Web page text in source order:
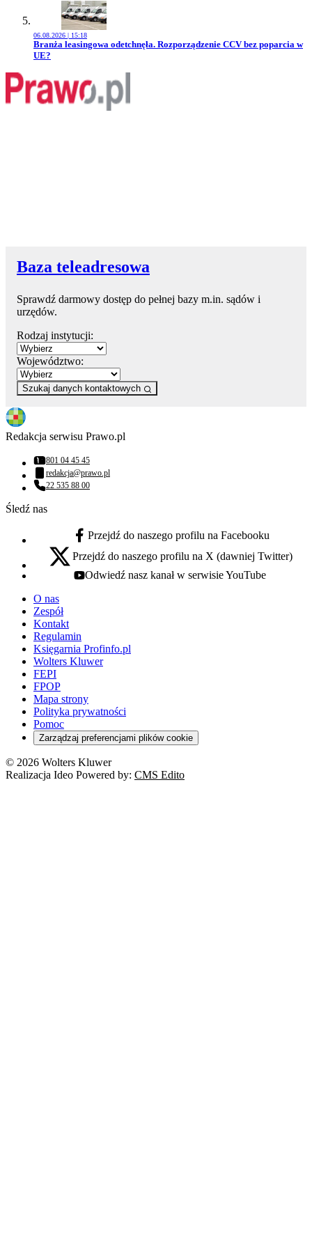
06.08.2026 | 15:18
Przejdź do artykułu:
Branża leasingowa odetchnęła. Rozporządzenie CCV bez poparcia w
UE?
Baza teleadresowa
Sprawdź darmowy dostęp do pełnej bazy m.in. sądów i
urzędów.
Rodzaj instytucji:
Województwo:
Szukaj danych kontaktowych
Redakcja serwisu Prawo.pl
Numer telefonu:
801 04 45 45
Adres email:
redakcja@prawo.pl
Numer telefonu:
22 535 88 00
Śledź nas
facebook - otwiera się w nowej karcie
Przejdź do naszego profilu na Facebooku
x - otwiera się w nowej karcie
Przejdź do naszego profilu na X (dawniej Twitter)
youtube - otwiera się w nowej karcie
Odwiedź nasz kanał w serwisie YouTube
O nas
Zespół
Kontakt
Regulamin
Księgarnia Profinfo.pl
Wolters Kluwer
FEPI
FPOP
Mapa strony
Polityka prywatności
Pomoc
Zarządzaj preferencjami plików cookie
© 2026 Wolters Kluwer
Realizacja Ideo Powered by: CMS Edito